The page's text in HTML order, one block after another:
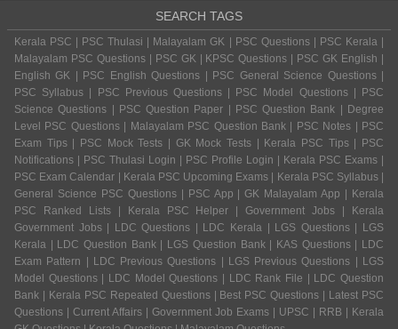
SEARCH TAGS
Kerala PSC | PSC Thulasi | Malayalam GK | PSC Questions | PSC Kerala |
Malayalam PSC Questions | PSC GK | KPSC Questions | PSC GK English |
English GK | PSC English Questions | PSC General Science Questions |
PSC Syllabus | PSC Previous Questions | PSC Model Questions | PSC
Science Questions | PSC Question Paper | PSC Question Bank | Degree
Level PSC Questions | Malayalam PSC Question Bank | PSC Notes | PSC
Exam Tips | PSC Mock Tests | GK Mock Tests | Kerala PSC Tips | PSC
Notifications | PSC Thulasi Login | PSC Profile Login | Kerala PSC Exams |
PSC Exam Calendar | Kerala PSC Upcoming Exams | Kerala PSC Syllabus |
General Science PSC Questions | PSC App | GK Malayalam App | Kerala
PSC Ranked Lists | Kerala PSC Helper | Government Jobs | Kerala
Government Jobs | LDC Questions | LDC Kerala | LGS Questions | LGS
Kerala | LDC Question Bank | LGS Question Bank | KAS Questions | LDC
Exam Pattern | LDC Previous Questions | LGS Previous Questions | LGS
Model Questions | LDC Model Questions | LDC Rank File | LDC Question
Bank | Kerala PSC Repeated Questions | Best PSC Questions | Latest PSC
Questions | Current Affairs | Government Job Exams | UPSC | RRB | Kerala